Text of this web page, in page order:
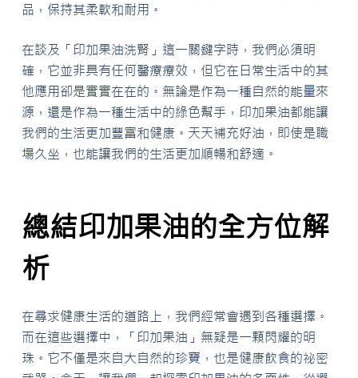
品，保持其柔軟和耐用。
在談及「印加果油洗腎」這一關鍵字時，我們必須明
確，它並非具有任何醫療療效，但它在日常生活中的其
他應用卻是實實在在的。無論是作為一種自然的能量來
源，還是作為一種生活中的綠色幫手，印加果油都能讓
我們的生活更加豐富和健康。天天補充好油，即使是職
場久坐，也能讓我們的生活更加順暢和舒適。
總結印加果油的全方位解
析
在尋求健康生活的道路上，我們經常會遇到各種選擇。
而在這些選擇中，「印加果油」無疑是一顆閃耀的明
珠。它不僅是來自大自然的珍寶，也是健康飲食的祕密